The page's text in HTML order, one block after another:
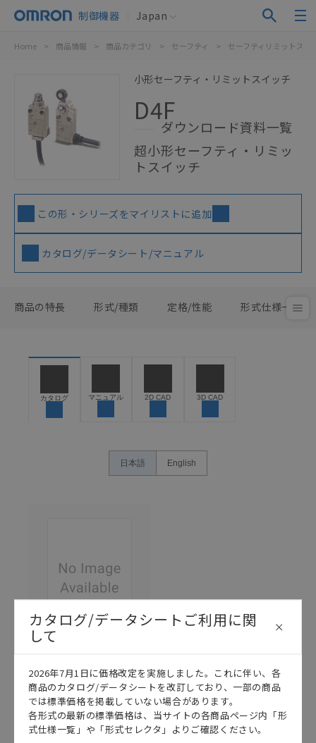
制御機器 Japan
Home > 商品情報 > 商品カテゴリ > セーフティ > セーフティリミットスイ
小形セーフティ・リミットスイッチ
D4F
ダウンロード資料一覧
超小形セーフティ・リミッ
トスイッチ
この形・シリーズをマイリストに追加
カタログ/データシート/マニュアル
商品の特長 形式/種類 定格/性能 形式仕様一覧
カタログ マニュアル 2D CAD 3D CAD
日本語 English
カタログ 日本語
D4F
D4F データシ
ート
カタログ/データシートご利用に関
して
2026年7月1日に価格改定を実施しました。これに伴い、各
商品のカタログ/データシートを改訂しており、一部の商品
では標準価格を掲載していない場合があります。
各形式の最新の標準価格は、当サイトの各商品ページ内「形
式仕様一覧」や「形式セレクタ」よりご確認ください。